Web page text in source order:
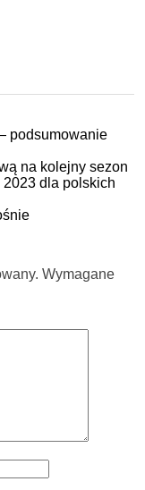
podsumowanie
na kolejny sezon
dla polskich
Wymagane